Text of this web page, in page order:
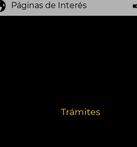
Páginas de Interés
Trámites